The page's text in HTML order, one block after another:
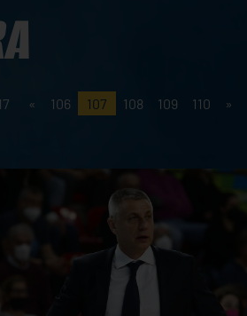
« 106 107 108 109 110 »